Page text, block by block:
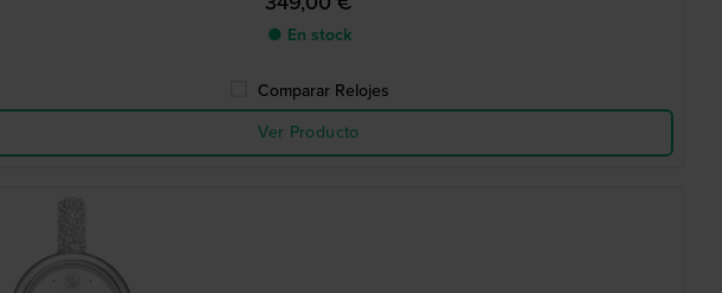
● En stock
Comparar Relojes
Ver Producto